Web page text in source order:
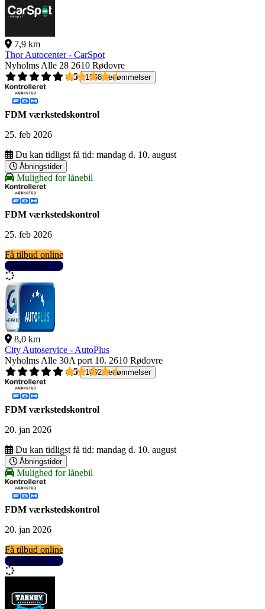
7,9 km
Thor Autocenter - CarSpot
Nyholms Alle 28 2610 Rødovre
4,5
1558 bedømmelser
FDM værkstedskontrol
25. feb 2026
Du kan tidligst få tid: mandag d. 10. august
Åbningstider
Mulighed for lånebil
FDM værkstedskontrol
25. feb 2026
Få tilbud online
Se detaljer
8,0 km
City Autoservice - AutoPlus
Nyholms Alle 30A port 10. 2610 Rødovre
4,5
1092 bedømmelser
FDM værkstedskontrol
20. jan 2026
Du kan tidligst få tid: mandag d. 10. august
Åbningstider
Mulighed for lånebil
FDM værkstedskontrol
20. jan 2026
Få tilbud online
Se detaljer